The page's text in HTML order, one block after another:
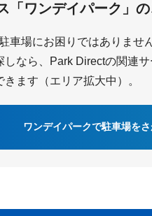
「ワンデイパーク」
車場にお困りではありませ
なら、Park Directの関連
ます（エリア拡大中）。
ワンデイパークで駐車場を